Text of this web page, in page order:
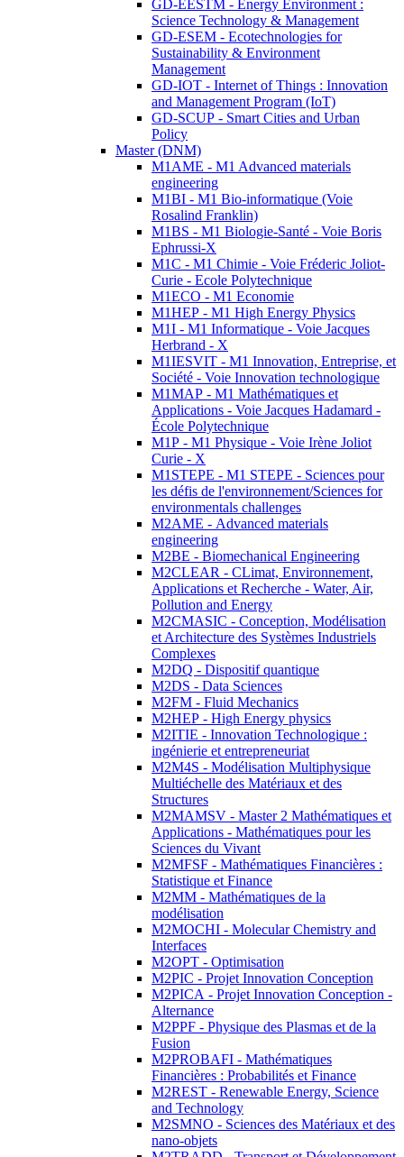
GD-EESTM - Energy Environment :
Science Technology & Management
GD-ESEM - Ecotechnologies for
Sustainability & Environment
Management
GD-IOT - Internet of Things : Innovation
and Management Program (IoT)
GD-SCUP - Smart Cities and Urban
Policy
Master (DNM)
M1AME - M1 Advanced materials
engineering
M1BI - M1 Bio-informatique (Voie
Rosalind Franklin)
M1BS - M1 Biologie-Santé - Voie Boris
Ephrussi-X
M1C - M1 Chimie - Voie Fréderic Joliot-
Curie - Ecole Polytechnique
M1ECO - M1 Economie
M1HEP - M1 High Energy Physics
M1I - M1 Informatique - Voie Jacques
Herbrand - X
M1IESVIT - M1 Innovation, Entreprise, et
Société - Voie Innovation technologique
M1MAP - M1 Mathématiques et
Applications - Voie Jacques Hadamard -
École Polytechnique
M1P - M1 Physique - Voie Irène Joliot
Curie - X
M1STEPE - M1 STEPE - Sciences pour
les défis de l'environnement/Sciences for
environmentals challenges
M2AME - Advanced materials
engineering
M2BE - Biomechanical Engineering
M2CLEAR - CLimat, Environnement,
Applications et Recherche - Water, Air,
Pollution and Energy
M2CMASIC - Conception, Modélisation
et Architecture des Systèmes Industriels
Complexes
M2DQ - Dispositif quantique
M2DS - Data Sciences
M2FM - Fluid Mechanics
M2HEP - High Energy physics
M2ITIE - Innovation Technologique :
ingénierie et entrepreneuriat
M2M4S - Modélisation Multiphysique
Multiéchelle des Matériaux et des
Structures
M2MAMSV - Master 2 Mathématiques et
Applications - Mathématiques pour les
Sciences du Vivant
M2MFSF - Mathématiques Financières :
Statistique et Finance
M2MM - Mathématiques de la
modélisation
M2MOCHI - Molecular Chemistry and
Interfaces
M2OPT - Optimisation
M2PIC - Projet Innovation Conception
M2PICA - Projet Innovation Conception -
Alternance
M2PPF - Physique des Plasmas et de la
Fusion
M2PROBAFI - Mathématiques
Financières : Probabilités et Finance
M2REST - Renewable Energy, Science
and Technology
M2SMNO - Sciences des Matériaux et des
nano-objets